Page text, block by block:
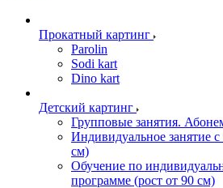
Прокатный картинг
Parolin
Sodi kart
Dino kart
Детский картинг
Групповые занятия.
Индивидуальное занятие
см)
Обучение по
программе (рост от 90 см)